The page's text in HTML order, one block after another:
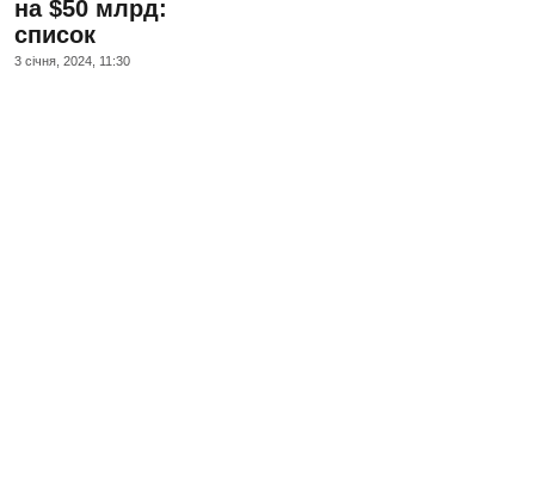
на $50 млрд:
список
3 сiчня, 2024, 11:30